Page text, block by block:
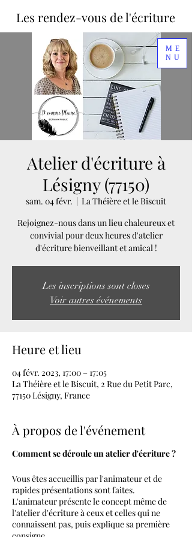
Les rendez-vous de l'écriture
ME
NU
Atelier d'écriture à
Lésigny (77150)
sam. 04 févr.
  |
La Théière et le Biscuit
Rejoignez-nous dans un lieu chaleureux et
convivial pour deux heures d'atelier
d'écriture bienveillant et amical !
Les inscriptions sont closes
Voir autres événements
Heure et lieu
04 févr. 2023, 17:00 – 17:05
La Théière et le Biscuit, 2 Rue du Petit Parc,
77150 Lésigny, France
À propos de l'événement
Comment se déroule un atelier d'écriture ?
Vous êtes accueillis par l'animateur et de
rapides présentations sont faites.
L'animateur présente le concept même de
l'atelier d'écriture à ceux et celles qui ne
connaissent pas, puis explique sa première